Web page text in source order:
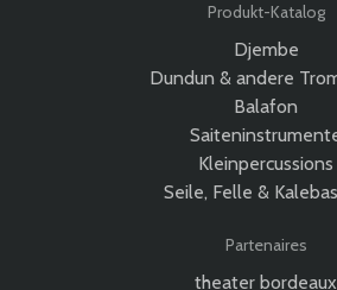
Produkt-Katalog
Djembe
Dundun & andere
Balafon
Kleinpercussions
Seile, Felle &
Partenaires
theater bordeaux